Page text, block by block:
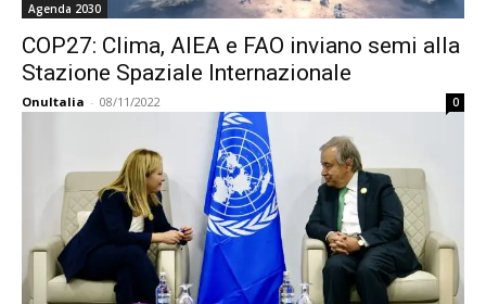
Agenda 2030
COP27: Clima, AIEA e FAO inviano semi alla
Stazione Spaziale Internazionale
OnuItalia - 08/11/2022 0